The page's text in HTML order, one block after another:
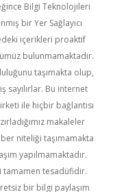
Bilgi Teknolojileri
bir Yer Sağlayıcı
içerikleri proaktif
bulunmamaktadır.
taşımakta olup,
sayılırlar. Bu internet
ile hiçbir bağlantısı
makaleler
niteliği taşımamakta
yapılmamaktadır.
tamamen tesadüfidir.
bir bilgi paylaşım